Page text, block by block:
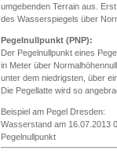
umgebenden Terrain aus.
des Wasserspiegels über
Pegelnullpunkt (PNP):
Der Pegelnullpunkt eines
in Meter über
unter dem niedrigsten, über
Die Pegellatte wird so
Beispiel am Pegel Dresden:
Wasserstand am 16.07.2013
Pegelnullpunkt